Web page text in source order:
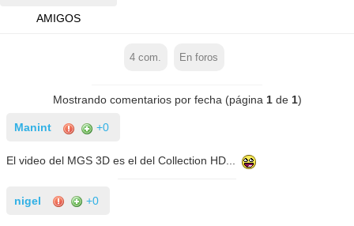
AMIGOS
4 com. En foros
Mostrando comentarios por fecha (página 1de 1)
Manint +0
El video del MGS 3D es el del Collection HD...
nigel +0